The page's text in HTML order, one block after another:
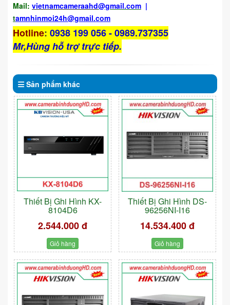
Mail: vietnamcameraahd@gmail.com |
tamnhinmoi24h@gmail.com
Hotline: 0938 199 056 - 0989.737355
Mr,Hùng hỗ trợ trực tiếp.
Sản phẩm khác
Thiết Bị Ghi Hình KX-
8104D6
2.544.000 đ
Giỏ hàng
Thiết Bị Ghi Hình DS-
96256NI-I16
14.534.400 đ
Giỏ hàng